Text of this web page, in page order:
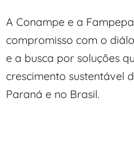
A Conampe e a
compromisso com o
e a busca por soluções
crescimento sustentável
Paraná e no Brasil.